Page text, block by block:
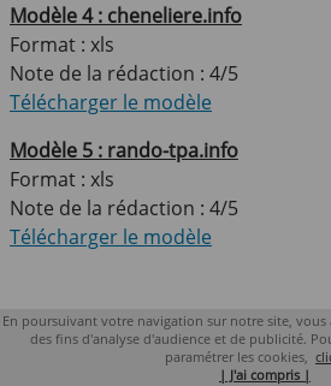
Modèle 4 : cheneliere.info
Format : xls
Note de la rédaction : 4/5
Télécharger le modèle
Modèle 5 : rando-tpa.info
Format : xls
Note de la rédaction : 4/5
Télécharger le modèle
Copyright 2018
En poursuivant votre navigation sur notre site,
des fins d'analyse d'audience et de publicité.
paramétrer les cookies,
| J'ai compris |